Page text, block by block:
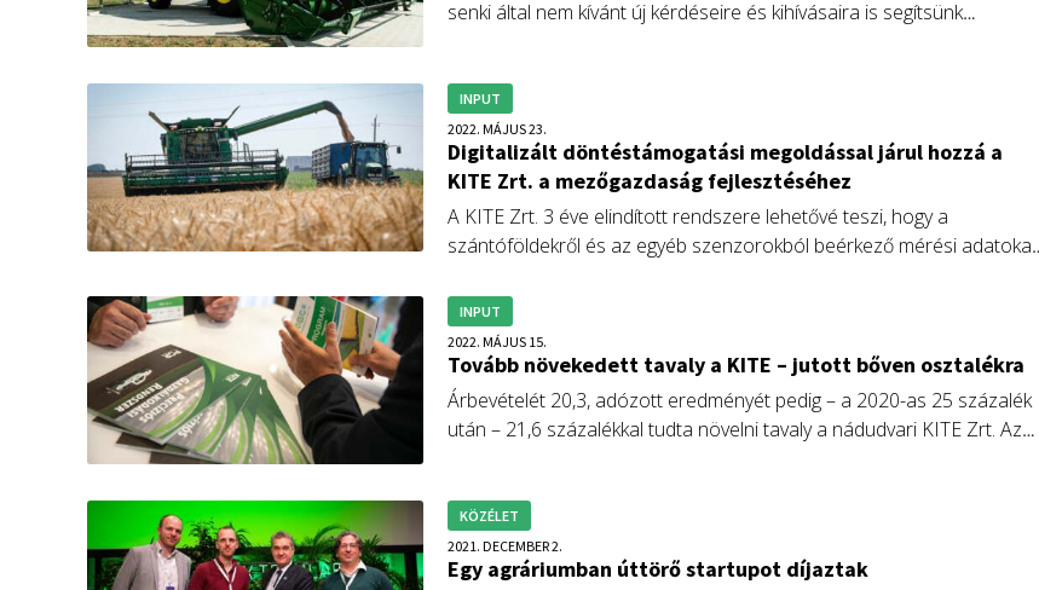
senki által nem kívánt új kérdéseire és kihívásaira is segítsünk
INPUT
2022. MÁJUS 23.
Digitalizált döntéstámogatási megoldással járul hozzá a
KITE Zrt. a mezőgazdaság fejlesztéséhez
A KITE Zrt. 3 éve elindított rendszere lehetővé teszi, hogy a
szántóföldekről és az egyéb szenzorokból beérkező mérési adatokat
döntéstámogatási folyamataikhoz olyan formában jutassák el, amely
segíti őket a fenntartható és nyereséges szántóföldi
növénytermesztés elérésére irányuló erőfeszítéseikben.
INPUT
2022. MÁJUS 15.
Tovább növekedett tavaly a KITE – jutott bőven osztalékra
Árbevételét 20,3, adózott eredményét pedig – a 2020-as 25 százalék
után – 21,6 százalékkal tudta növelni tavaly a nádudvari KITE Zrt. Az
KÖZÉLET
2021. DECEMBER 2.
Egy agráriumban úttörő startupot díjaztak